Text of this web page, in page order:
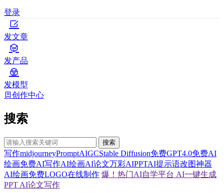
登录
发文章
发产品
发模型
创作中心
搜索
搜索
写作midjourneyPromptAIGCStable Diffusion免费GPT4.0免费AI
绘画免费AI写作AI绘画AI论文万彩AIPPTAI提示语改图神器
AI绘画免费LOGO在线制作 爆！热门AI自学平台 AI一键生成
PPT AI论文写作